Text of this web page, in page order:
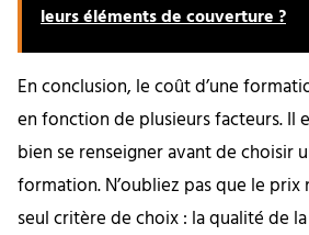
leurs éléments de couverture ?
En conclusion, le coût d’une
en fonction de plusieurs facteurs. Il
bien se renseigner avant de choisir
formation. N’oubliez pas que le
seul critère de choix : la qualité de